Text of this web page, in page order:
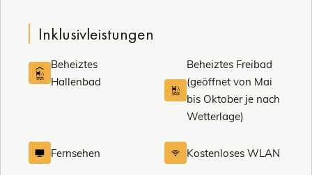
Inklusivleistungen
Beheiztes
Hallenbad
Beheiztes Freibad
(geöffnet von Mai
bis Oktober je nach
Wetterlage)
Fernsehen Kostenloses WLAN